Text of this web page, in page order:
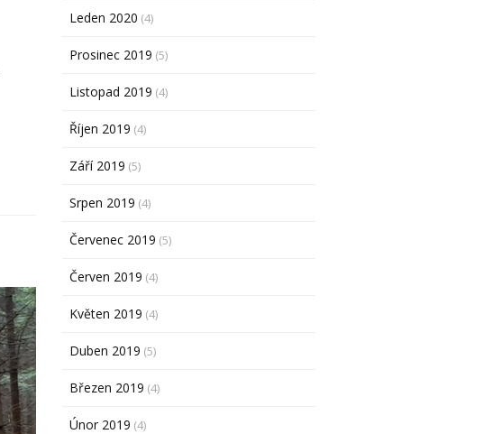
Leden 2020 (4)
Prosinec 2019 (5)
Listopad 2019 (4)
Říjen 2019 (4)
Září 2019 (5)
Srpen 2019 (4)
Červenec 2019 (5)
Červen 2019 (4)
Květen 2019 (4)
Duben 2019 (5)
Březen 2019 (4)
Únor 2019 (4)